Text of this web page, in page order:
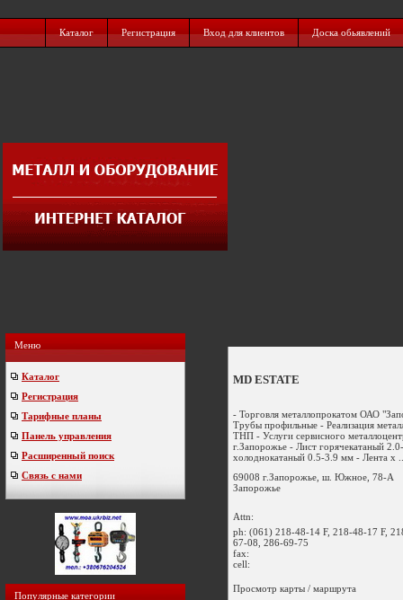
Каталог Регистрация Вход для клиентов Доска обьявлений
Меню
Каталог
Регистрация
Тарифные планы
Панель управления
Расширенный поиск
Связь с нами
Популярные категории
MD ESTATE
- Торговля металлопрокатом ОАО
Трубы профильные - Реализация
ТНП - Услуги сервисного
г.Запорожье - Лист горячекатаный
холоднокатаный 0.5-3.9 мм - Лента х
69008 г.Запорожье, ш. Южное, 78-А
Запорожье
Attn:
ph: (061) 218-48-14 F, 218-48-17 F,
67-08, 286-69-75
fax:
cell:
Просмотр карты / маршрута